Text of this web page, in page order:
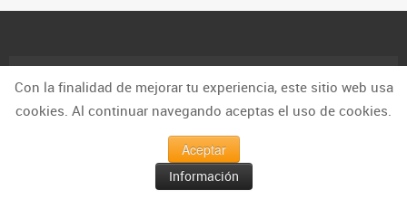
Torneos de Ajedrez para Niños
Mié Jue Vie
Con la finalidad de mejorar tu experiencia, este sitio web usa
cookies. Al continuar navegando aceptas el uso de cookies.
Aceptar
Información